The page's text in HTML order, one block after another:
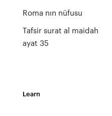
Roma nın nüfusu
Tafsir surat al maidah
ayat 35
Learn